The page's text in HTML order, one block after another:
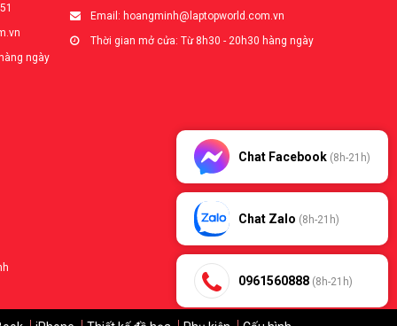
ngày
Email: hoangminh@laptopworld.com.vn
Thời gian mở cửa: Từ 8h30 - 20h30 hàng ngày
Chat Facebook (8h-21h)
Chat Zalo (8h-21h)
0961560888 (8h-21h)